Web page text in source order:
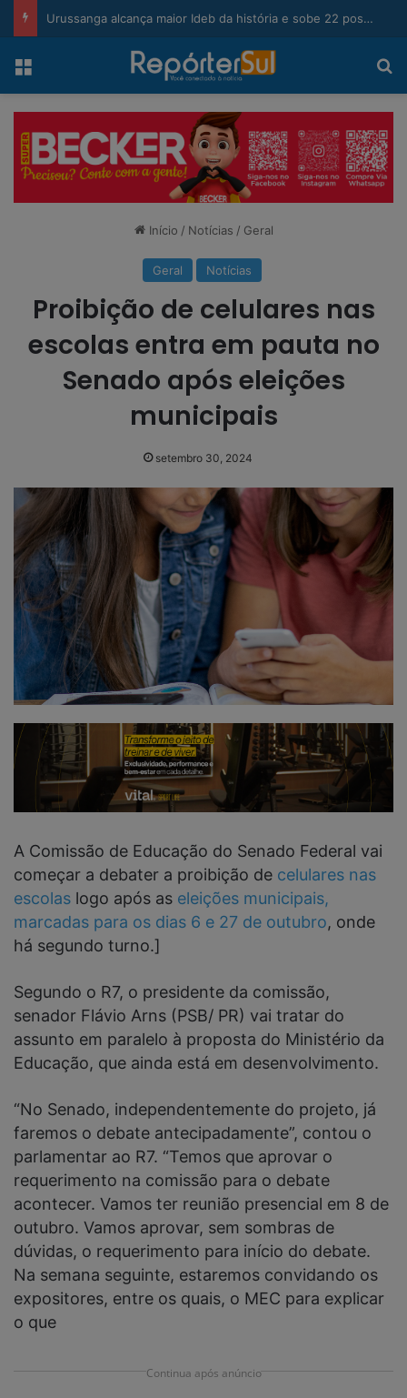
Urussanga alcança maior Ideb da história e sobe 22 posições em Santa Catarina
Menu
Início / Notícias / Geral
Geral Notícias
Proibição de celulares nas
escolas entra em pauta no
Senado após eleições
municipais
setembro 30, 2024
A Comissão de Educação do Senado Federal vai
começar a debater a proibição de celulares nas
escolas logo após as eleições municipais,
marcadas para os dias 6 e 27 de outubro, onde
há segundo turno.]
Segundo o R7, o presidente da comissão,
senador Flávio Arns (PSB/ PR) vai tratar do
assunto em paralelo à proposta do Ministério da
Educação, que ainda está em desenvolvimento.
“No Senado, independentemente do projeto, já
faremos o debate antecipadamente”, contou o
parlamentar ao R7. “Temos que aprovar o
requerimento na comissão para o debate
acontecer. Vamos ter reunião presencial em 8 de
outubro. Vamos aprovar, sem sombras de
dúvidas, o requerimento para início do debate.
Na semana seguinte, estaremos convidando os
expositores, entre os quais, o MEC para explicar
o que
Continua após anúncio